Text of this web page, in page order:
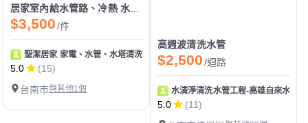
居家室內給水管路、冷熱 水管清洗
$3,500/件
聖潔居家 家電、水管、水塔清洗 地板止滑
5.0
(15)
台南市與其他1個
高週波清洗水管
$2,500/迴路
水清淨清洗水管工程-高雄自來水管
5.0
(11)